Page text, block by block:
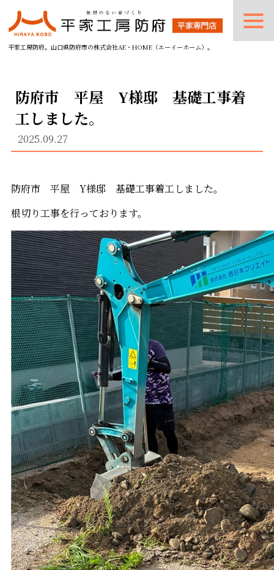
平家工房防府。山口県防府市の株式会社AE・HOME（エーイーホーム）。
防府市 平屋 Y様邸 基礎工事着
工しました。
2025.09.27
防府市 平屋 Y様邸 基礎工事着工しました。
根切り工事を行っております。